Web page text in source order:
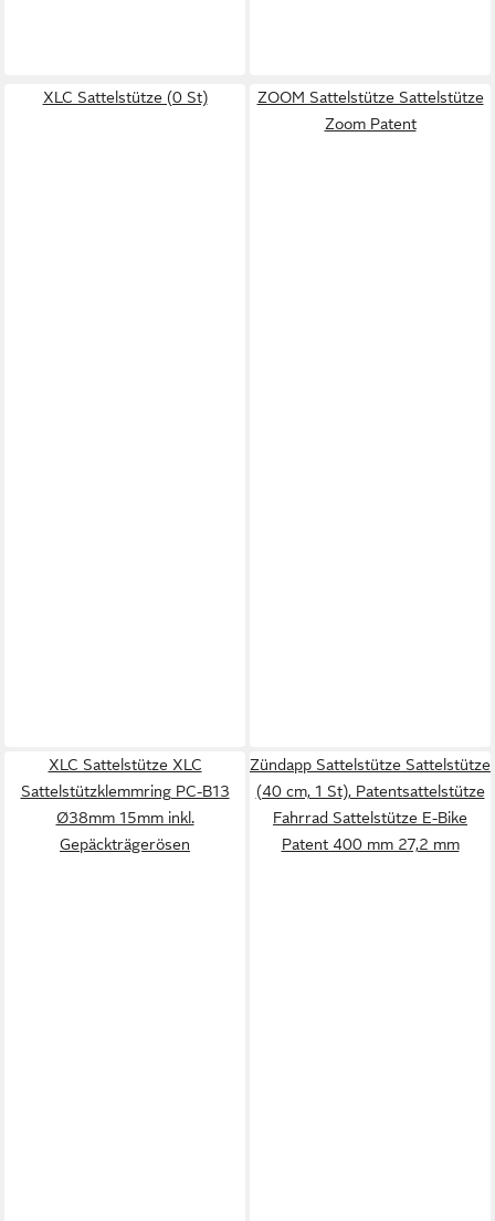
XLC Sattelstütze (0 St)
ZOOM Sattelstütze Sattelstütze
Zoom Patent
XLC Sattelstütze XLC
Sattelstützklemmring PC-B13
Ø38mm 15mm inkl.
Gepäckträgerösen
Zündapp Sattelstütze Sattelstütze
(40 cm, 1 St), Patentsattelstütze
Fahrrad Sattelstütze E-Bike
Patent 400 mm 27,2 mm